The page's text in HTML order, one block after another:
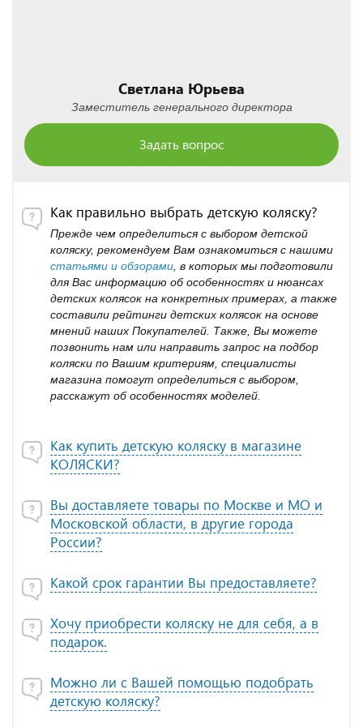
Светлана Юрьева
Заместитель генерального директора
Задать вопрос
Как правильно выбрать детскую коляску?
Прежде чем определиться с выбором детской
коляску, рекомендуем Вам ознакомиться с нашими
статьями и обзорами , в которых мы подготовили
для Вас информацию об особенностях и нюансах
детских колясок на конкретных примерах, а также
составили рейтинги детских колясок на основе
мнений наших Покупателей. Также, Вы можете
позвонить нам или направить запрос на подбор
коляски по Вашим критериям, специалисты
магазина помогут определиться с выбором,
расскажут об особенностях моделей.
Как купить детскую коляску в магазине
КОЛЯСКИ?
Вы доставляете товары по Москве и МО и
Московской области, в другие города
России?
Какой срок гарантии Вы предоставляете?
Хочу приобрести коляску не для себя, а в
подарок.
Можно ли с Вашей помощью подобрать
детскую коляску?